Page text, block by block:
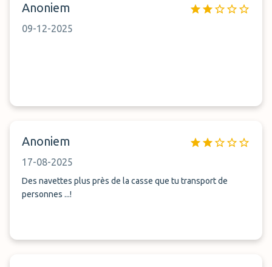
Anoniem
09-12-2025
Anoniem
17-08-2025
Des navettes plus près de la casse que tu transport de
personnes ...!